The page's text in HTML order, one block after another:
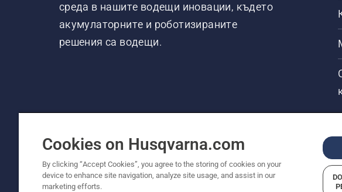
среда в нашите водещи иновации, където
акумулаторните и роботизираните
решения са водещи.
© Husqvarna AB (публ). Всички права запазени. Показаните
Cookies on Husqvarna.com
By clicking “Accept Cookies”, you agree to the storing of cookies on your
device to enhance site navigation, analyze site usage, and assist in our
marketing efforts.